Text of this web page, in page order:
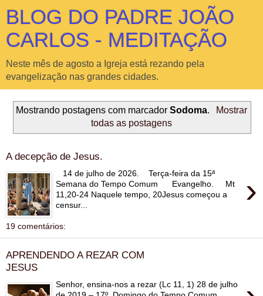
BLOG DO PADRE JOÃO
CARLOS - MEDITAÇÃO
Neste mês de agosto a Igreja está rezando pela
evangelização nas grandes cidades.
Mostrando postagens com marcadorSodoma.
Mostrar
todas as postagens
A decepção de Jesus.
›
14 de julho de 2026. Terça-feira da 15ª
Semana do Tempo Comum Evangelho. Mt
11,20-24 Naquele tempo, 20Jesus começou a
censur...
19 comentários:
APRENDENDO A REZAR COM
JESUS
Senhor, ensina-nos a rezar (Lc 11, 1) 28 de julho